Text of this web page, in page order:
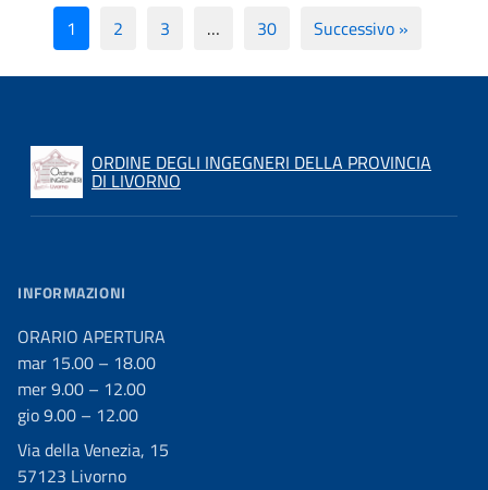
1 2 3 … 30 Successivo »
ORDINE DEGLI INGEGNERI DELLA PROVINCIA
DI LIVORNO
INFORMAZIONI
ORARIO APERTURA
mar 15.00 – 18.00
mer 9.00 – 12.00
gio 9.00 – 12.00
Via della Venezia, 15
57123 Livorno